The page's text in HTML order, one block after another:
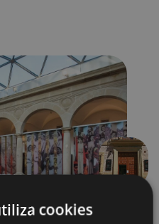
Suivant
cookies